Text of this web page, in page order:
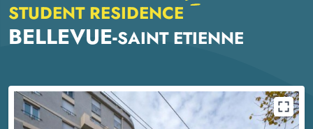
STUDENT RESIDENCE
BELLEVUE-SAINT ETIENNE